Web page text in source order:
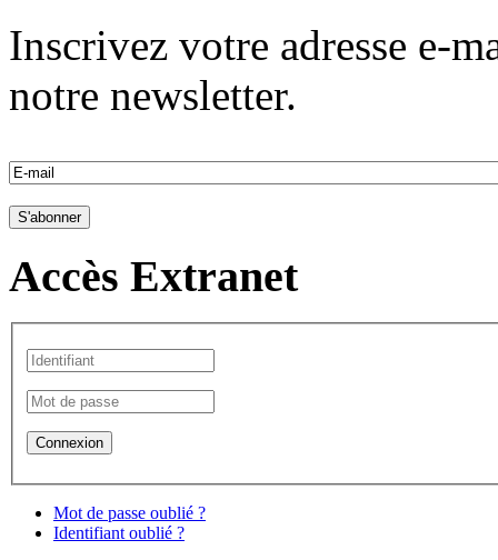
Inscrivez votre adresse e-
notre newsletter.
Accès Extranet
Mot de passe oublié ?
Identifiant oublié ?